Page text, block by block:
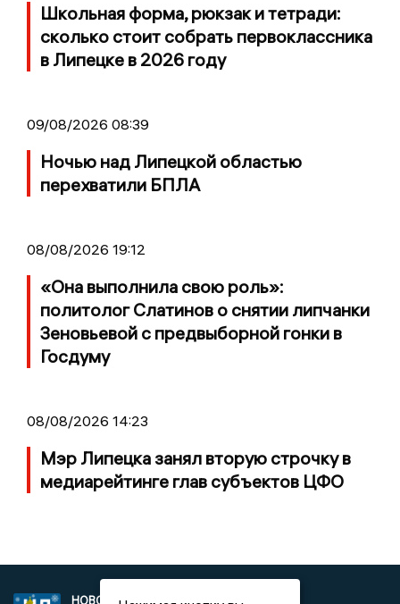
Школьная форма, рюкзак и тетради:
сколько стоит собрать первоклассника
в Липецке в 2026 году
09/08/2026 08:39
Ночью над Липецкой областью
перехватили БПЛА
08/08/2026 19:12
«Она выполнила свою роль»:
политолог Слатинов о снятии липчанки
Зеновьевой с предвыборной гонки в
Госдуму
08/08/2026 14:23
Мэр Липецка занял вторую строчку в
медиарейтинге глав субъектов ЦФО
НОВОСТИ